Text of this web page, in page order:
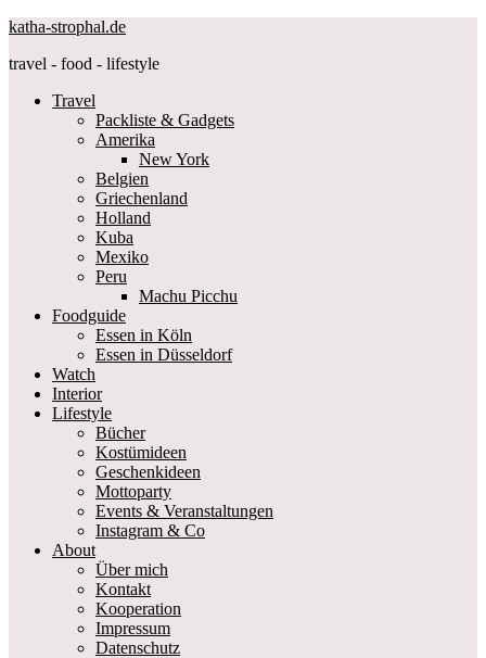
katha-strophal.de
travel - food - lifestyle
Travel
Packliste & Gadgets
Amerika
New York
Belgien
Griechenland
Holland
Kuba
Mexiko
Peru
Machu Picchu
Foodguide
Essen in Köln
Essen in Düsseldorf
Watch
Interior
Lifestyle
Bücher
Kostümideen
Geschenkideen
Mottoparty
Events & Veranstaltungen
Instagram & Co
About
Über mich
Kontakt
Kooperation
Impressum
Datenschutz